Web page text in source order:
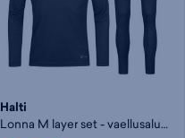
Halti
Lonna M layer set - vaellusalusasu